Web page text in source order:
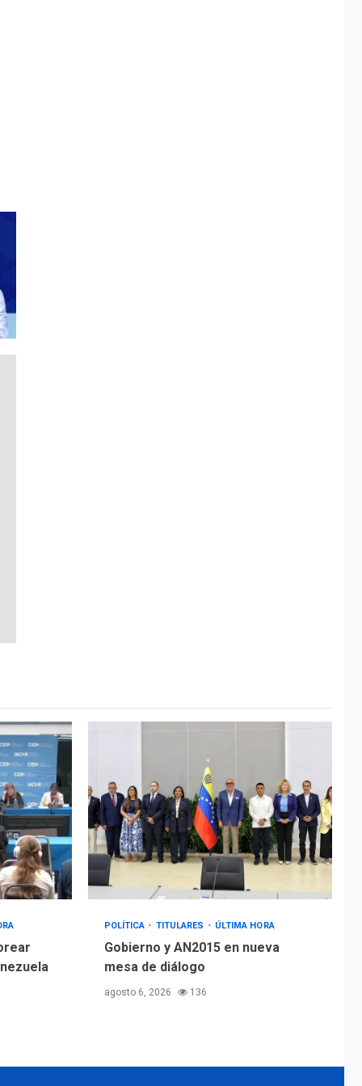
POLÍTICA TITULARES ÚLTIMA HORA
Gobierno y AN2015 en nueva
mesa de diálogo
agosto 6, 2026 136